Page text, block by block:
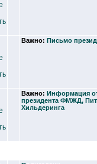
Важно: Письмо
Важно: Информация
президента ФМЖД,
Хильдеринга